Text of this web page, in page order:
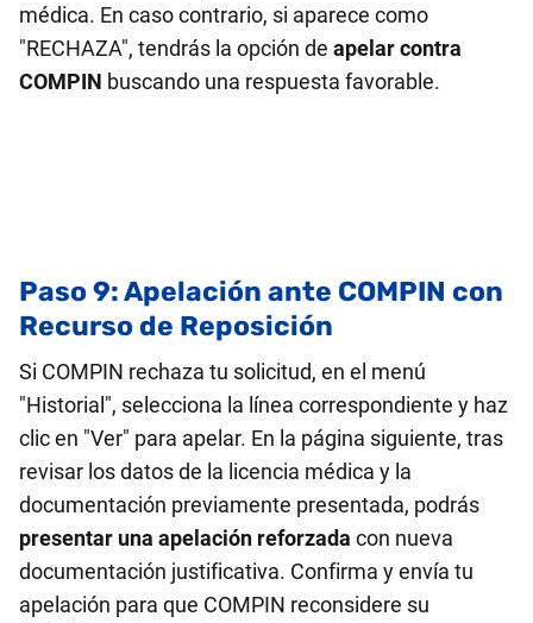
médica. En caso contrario, si aparece como
"RECHAZA", tendrás la opción de apelar contra
COMPIN buscando una respuesta favorable.
Paso 9: Apelación ante COMPIN con
Recurso de Reposición
Si COMPIN rechaza tu solicitud, en el menú
"Historial", selecciona la línea correspondiente y haz
clic en "Ver" para apelar. En la página siguiente, tras
revisar los datos de la licencia médica y la
documentación previamente presentada, podrás
presentar una apelación reforzada con nueva
documentación justificativa. Confirma y envía tu
apelación para que COMPIN reconsidere su